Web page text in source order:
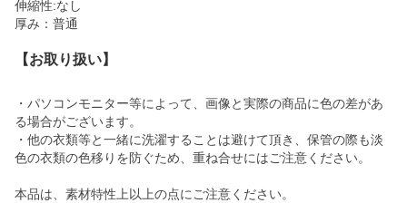
伸縮性:なし
厚み：普通
【お取り扱い】
・パソコンモニター等によって、画像と実際の商品に色の差があ
る場合がございます。
・他の衣類等と一緒に洗濯することは避けて頂き、保管の際も淡
色の衣類の色移りを防ぐため、重ね合せにはご注意ください。
本品は、素材特性上以上の点にご注意ください。